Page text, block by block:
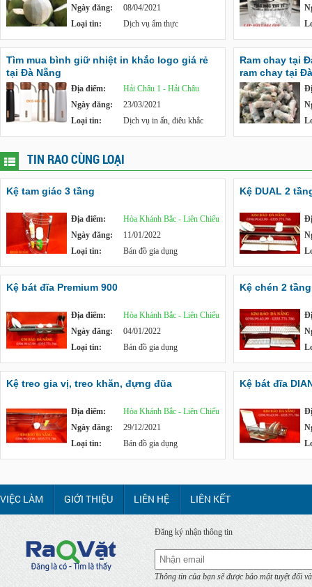
Ngày đăng:
08/04/2021
Loại tin:
Dịch vụ ẩm thực
Tìm mua bình giữ nhiệt in khắc logo giá rẻ
tại Đà Nẵng
Địa điểm:
Hải Châu 1 - Hải Châu
Ngày đăng:
23/03/2021
Loại tin:
Dịch vụ in ấn, điêu khắc
Ram chay tại
ram chay tại
TIN RAO CÙNG LOẠI
Kệ tam giác 3 tầng
Địa điểm:
Hòa Khánh Bắc - Liên Chiểu
Ngày đăng:
11/01/2022
Loại tin:
Bán đồ gia dụng
Kệ DUAL 2
Kệ bát đĩa Premium 900
Địa điểm:
Hòa Khánh Bắc - Liên Chiểu
Ngày đăng:
04/01/2022
Loại tin:
Bán đồ gia dụng
Kệ chén 2
Kệ treo gia vị, treo khăn, đựng đũa
Địa điểm:
Hòa Khánh Bắc - Liên Chiểu
Ngày đăng:
29/12/2021
Loại tin:
Bán đồ gia dụng
Kệ bát đĩa
VIỆC LÀM GIỚI THIỆU LIÊN HỆ LIÊN KẾT
Đăng ký nhận thông tin
Thông tin của bạn sẽ được bảo mật tuyệt đối